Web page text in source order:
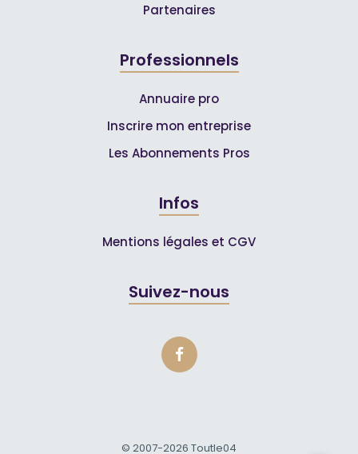
Partenaires
Professionnels
Annuaire pro
Inscrire mon entreprise
Les Abonnements Pros
Infos
Mentions légales et CGV
Suivez-nous
© 2007-2026 Toutle04